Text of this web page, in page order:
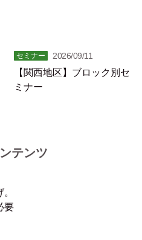
セミナー 2026/09/11
【関西地区】ブロック別セ
ミナー
テンツ
要